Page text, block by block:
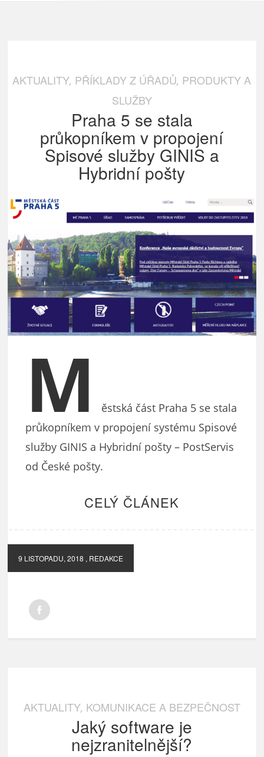
AKTUALITY, PŘÍKLADY Z ÚŘADŮ, PRODUKTY A
SLUŽBY
Praha 5 se stala
průkopníkem v propojení
Spisové služby GINIS a
Hybridní pošty
M
ěstská část Praha 5 se stala
průkopníkem v propojení systému Spisové
služby GINIS a Hybridní pošty – PostServis
od České pošty.
CELÝ ČLÁNEK
9 LISTOPADU, 2018 , REDAKCE
AKTUALITY, KOMUNIKACE A BEZPEČNOST
Jaký software je
nejzranitelnější?